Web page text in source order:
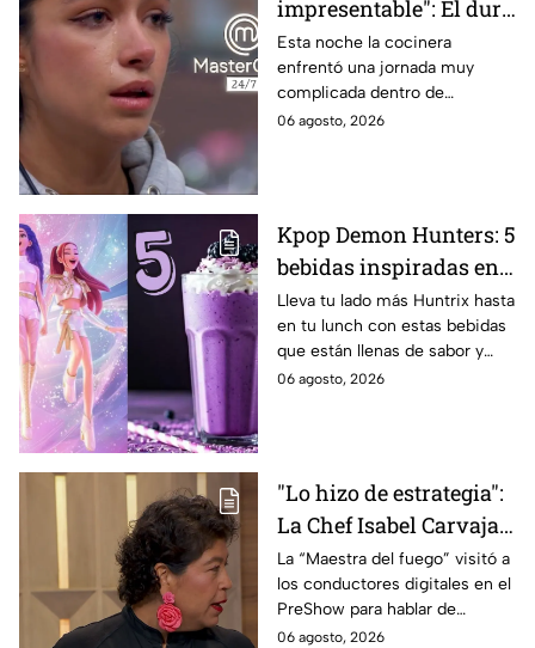
impresentable": El duro
regaño que hizo llorar a
Michelle dentro de
MasterChef 24/7
Esta noche la cocinera
enfrentó una jornada muy
complicada dentro de
MasterChef 24/7.
06 agosto, 2026
Kpop Demon Hunters: 5
bebidas inspiradas en
las guerreras Huntrix
para llevar a la escuela
este regreso a clases
2026; son saludables y
Lleva tu lado más Huntrix hasta
en tu lunch con estas bebidas
que están llenas de sabor y
frescura.
06 agosto, 2026
"Lo hizo de estrategia":
La Chef Isabel Carvajal
opina sobre la decisión
de Ramahá de subir a
Daniela al balcón de
La “Maestra del fuego” visitó a
los conductores digitales en el
PreShow para hablar de
algunos de los sucesos más
06 agosto, 2026